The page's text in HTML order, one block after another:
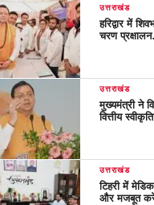
उत्तराखंड
हरिद्वार में
चरण
उत्तराखंड
मुख्यमंत्री ने
वित्तीय
उत्तराखंड
टिहरी में
और मजबूत